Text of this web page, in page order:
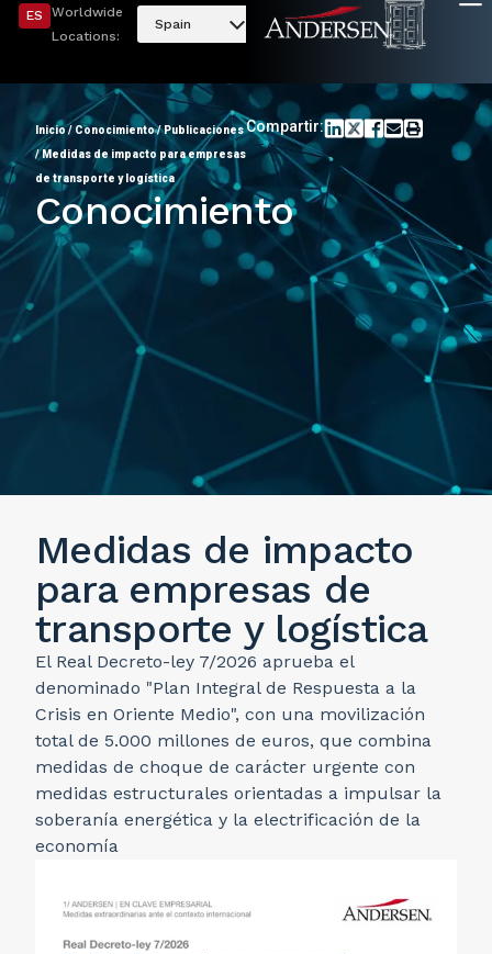
ES
Worldwide
Locations:
Spain
Inicio/ Conocimiento/Publicaciones
/Medidas de impacto para empresas
de transporte y logística
Compartir:
Conocimiento
Medidas de impacto
para empresas de
transporte y logística
El Real Decreto-ley 7/2026 aprueba el
denominado "Plan Integral de Respuesta a la
Crisis en Oriente Medio", con una movilización
total de 5.000 millones de euros, que combina
medidas de choque de carácter urgente con
medidas estructurales orientadas a impulsar la
soberanía energética y la electrificación de la
economía